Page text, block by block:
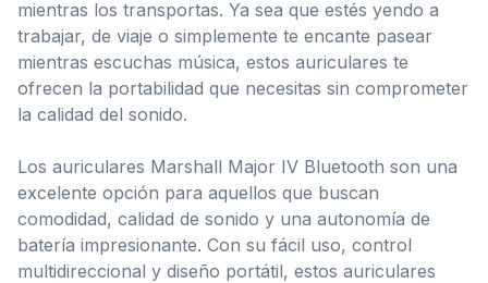
mientras los transportas. Ya sea que estés yendo a
trabajar, de viaje o simplemente te encante pasear
mientras escuchas música, estos auriculares te
ofrecen la portabilidad que necesitas sin comprometer
la calidad del sonido.
Los auriculares Marshall Major IV Bluetooth son una
excelente opción para aquellos que buscan
comodidad, calidad de sonido y una autonomía de
batería impresionante. Con su fácil uso, control
multidireccional y diseño portátil, estos auriculares